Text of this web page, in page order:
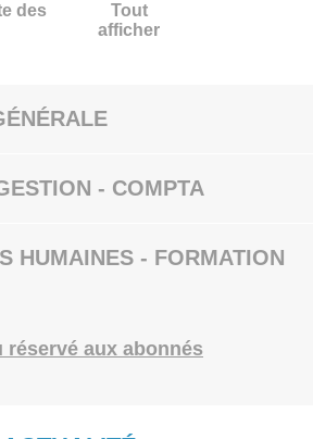
des
Tout
afficher
- COMPTA
HUMAINES - FORMATION
réservé aux abonnés